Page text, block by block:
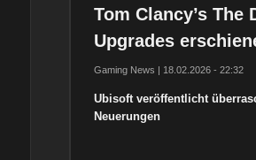
Tom Clancy’s
Upgrades
Gaming News | 18.02.2026 - 22:32
Ubisoft veröffentlicht
Neuerungen